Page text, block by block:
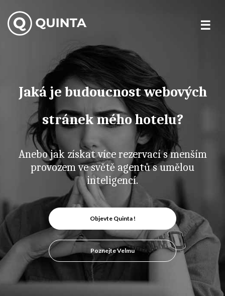
content
Jaká je budoucnost webových
stránek mého hotelu?
Anebo jak získat více rezervací s menším
provozem ve světě agentů s umělou
inteligencí.
Objevte Quinta !
Poznejte Velmu